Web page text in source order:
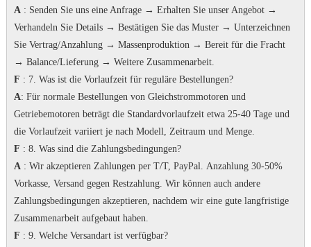
A: Senden Sie uns eine Anfrage → Erhalten Sie unser Angebot →
Verhandeln Sie Details → Bestätigen Sie das Muster → Unterzeichnen
Sie Vertrag/Anzahlung → Massenproduktion → Bereit für die Fracht
→ Balance/Lieferung → Weitere Zusammenarbeit.
F : 7. Was ist die Vorlaufzeit für reguläre Bestellungen?
A: Für normale Bestellungen von Gleichstrommotoren und
Getriebemotoren beträgt die Standardvorlaufzeit etwa 25-40 Tage und
die Vorlaufzeit variiert je nach Modell, Zeitraum und Menge.
F : 8. Was sind die Zahlungsbedingungen?
A: Wir akzeptieren Zahlungen per T/T, PayPal. Anzahlung 30-50%
Vorkasse, Versand gegen Restzahlung. Wir können auch andere
Zahlungsbedingungen akzeptieren, nachdem wir eine gute langfristige
Zusammenarbeit aufgebaut haben.
F : 9. Welche Versandart ist verfügbar?